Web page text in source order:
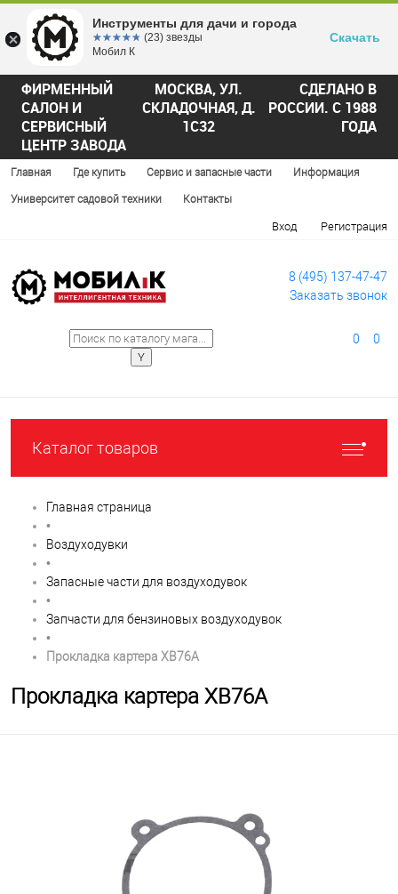
ФИРМЕННЫЙ
САЛОН И
СЕРВИСНЫЙ
ЦЕНТР ЗАВОДА
МОСКВА, УЛ.
СКЛАДОЧНАЯ, Д.
1С32
СДЕЛАНО В
РОССИИ. С 1988
ГОДА
Главная Где купить Сервис и запасные части Информация
Университет садовой техники Контакты
Вход Регистрация
8 (495) 137-47-47
Заказать звонок
0 0
Каталог товаров
Главная страница
•
Воздуходувки
•
Запасные части для воздуходувок
•
Запчасти для бензиновых воздуходувок
•
Прокладка картера XB76A
Прокладка картера XB76A
Инструменты для дачи и города
☆☆☆☆☆
★★★★★ (23) звезды
Мобил К
Скачать